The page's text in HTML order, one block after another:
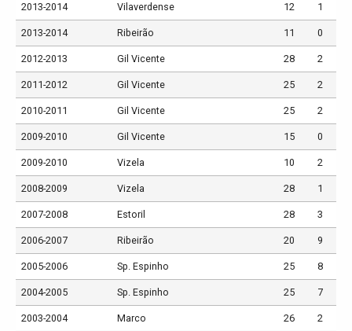
2013-2014 Vilaverdense 12 1
2013-2014 Ribeirão 11 0
2012-2013 Gil Vicente 28 2
2011-2012 Gil Vicente 25 2
2010-2011 Gil Vicente 25 2
2009-2010 Gil Vicente 15 0
2009-2010 Vizela 10 2
2008-2009 Vizela 28 1
2007-2008 Estoril 28 3
2006-2007 Ribeirão 20 9
2005-2006 Sp. Espinho 25 8
2004-2005 Sp. Espinho 25 7
2003-2004 Marco 26 2